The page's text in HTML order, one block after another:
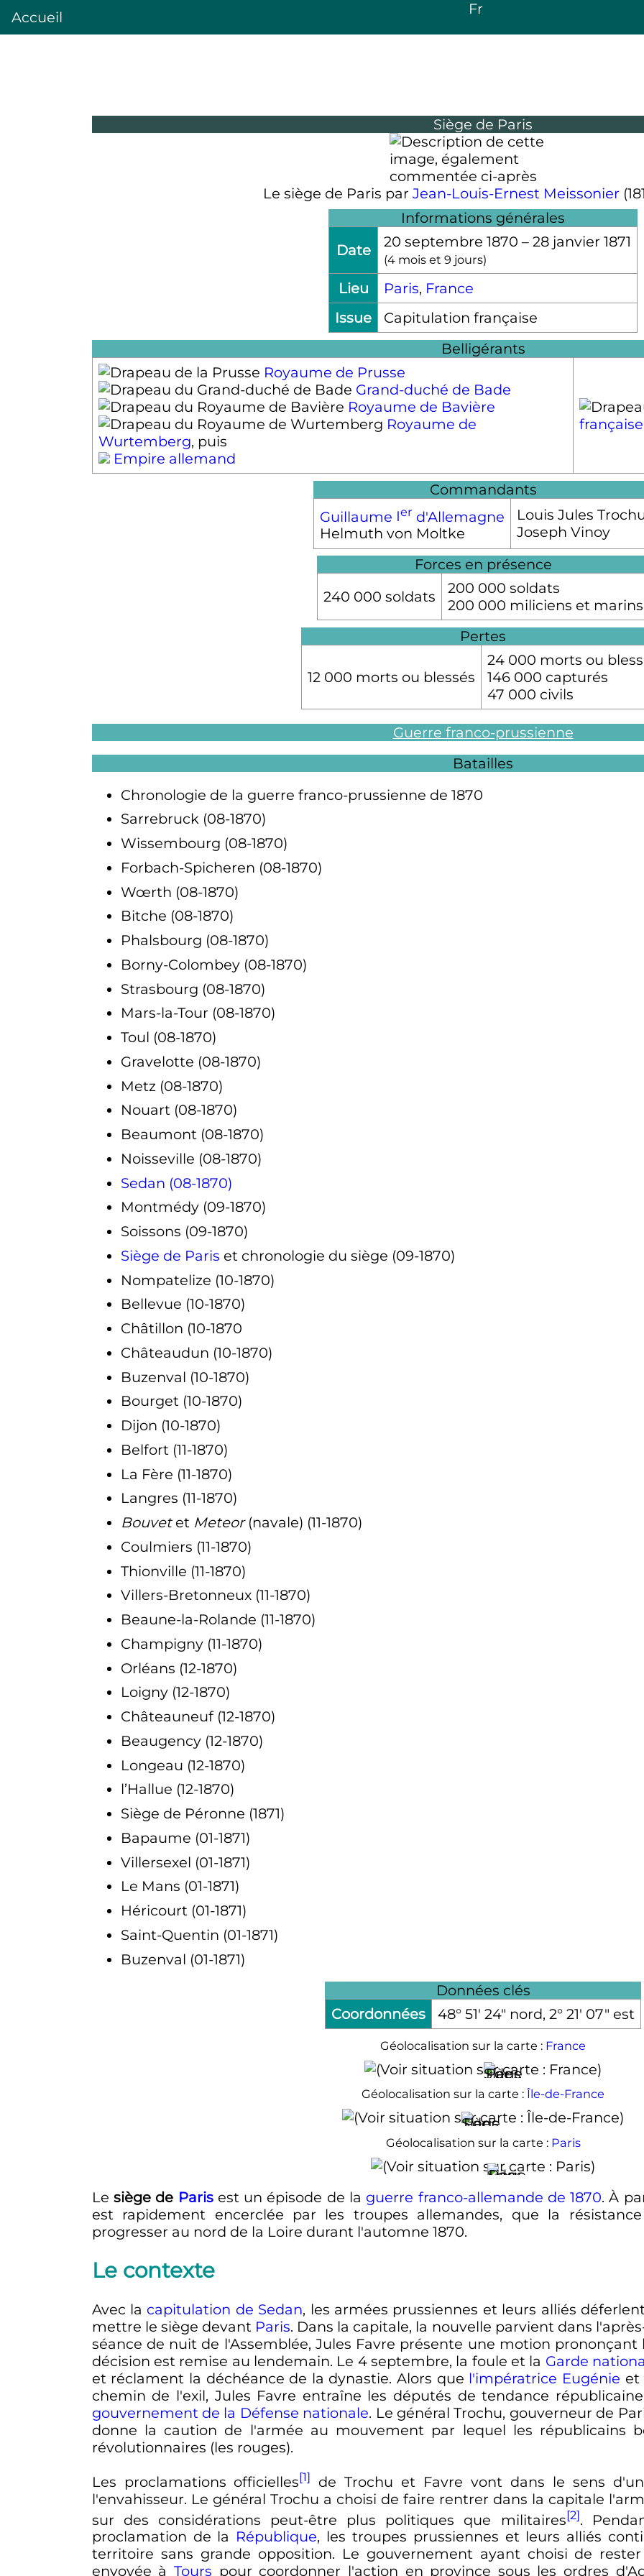
Accueil Fr
Siège de Paris
Le siège de Paris par Jean-Louis-Ernest Meissonier
Informations générales
Date
20 septembre 1870 – 28 janvier 1871
(4 mois et 9 jours)
Lieu Paris, France
Issue
Capitulation française
Belligérants
Royaume de Prusse
Grand-duché de Bade
Royaume de Bavière
Royaume de
Wurtemberg, puis
Empire allemand
française
Commandants
Guillaume Ier d'Allemagne
Helmuth von Moltke
Louis Jules
Joseph Vinoy
Forces en présence
240 000 soldats
200 000 soldats
200 000 miliciens et marins
Pertes
12 000 morts ou blessés
24 000 morts ou
146 000 capturés
47 000 civils
Guerre franco-prussienne
Batailles
Chronologie de la guerre franco-prussienne de 1870
Sarrebruck (08-1870)
Wissembourg (08-1870)
Forbach-Spicheren (08-1870)
Wœrth (08-1870)
Bitche (08-1870)
Phalsbourg (08-1870)
Borny-Colombey (08-1870)
Strasbourg (08-1870)
Mars-la-Tour (08-1870)
Toul (08-1870)
Gravelotte (08-1870)
Metz (08-1870)
Nouart (08-1870)
Beaumont (08-1870)
Noisseville (08-1870)
Sedan (08-1870)
Montmédy (09-1870)
Soissons (09-1870)
Siège de Paris et chronologie du siège (09-1870)
Nompatelize (10-1870)
Bellevue (10-1870)
Châtillon (10-1870
Châteaudun (10-1870)
Buzenval (10-1870)
Bourget (10-1870)
Dijon (10-1870)
Belfort (11-1870)
La Fère (11-1870)
Langres (11-1870)
Bouvetet Meteor(navale) (11-1870)
Coulmiers (11-1870)
Thionville (11-1870)
Villers-Bretonneux (11-1870)
Beaune-la-Rolande (11-1870)
Champigny (11-1870)
Orléans (12-1870)
Loigny (12-1870)
Châteauneuf (12-1870)
Beaugency (12-1870)
Longeau (12-1870)
l’Hallue (12-1870)
Siège de Péronne (1871)
Bapaume (01-1871)
Villersexel (01-1871)
Le Mans (01-1871)
Héricourt (01-1871)
Saint-Quentin (01-1871)
Buzenval (01-1871)
Données clés
Coordonnées
48° 51′ 24″ nord, 2° 21′ 07″ est
Géolocalisation sur la carte : France
Géolocalisation sur la carte : Île-de-France
Géolocalisation sur la carte : Paris
Le siège de Parisest un épisode de la guerre franco-allemande de 1870. À
est rapidement encerclée par les troupes allemandes, que la
progresser au nord de la Loire durant l'automne 1870.
Le contexte
Avec la capitulation de Sedan, les armées prussiennes et leurs alliés
mettre le siège devant Paris. Dans la capitale, la nouvelle parvient dans
séance de nuit de l'Assemblée, Jules Favre présente une motion
décision est remise au lendemain. Le 4 septembre, la foule et la Garde
et réclament la déchéance de la dynastie. Alors que l'impératrice Eugénie et
chemin de l'exil, Jules Favre entraîne les députés de tendance
gouvernement de la Défense nationale. Le général Trochu, gouverneur de
donne la caution de l'armée au mouvement par lequel les républicains
révolutionnaires (les rouges).
Les proclamations officielles[1]
de Trochu et Favre vont dans le sens
l'envahisseur. Le général Trochu a choisi de faire rentrer dans la capitale
sur des considérations peut-être plus politiques que militaires[2].
proclamation de la République, les troupes prussiennes et leurs alliés
territoire sans grande opposition. Le gouvernement ayant choisi de
envoyée à Tours pour coordonner l'action en province sous les ordres